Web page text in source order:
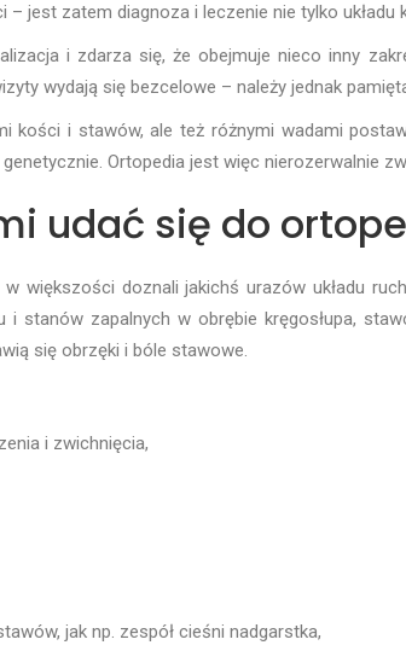
– jest zatem diagnoza i leczenie nie tylko
i zdarza się, że obejmuje nieco inny
wydają się bezcelowe – należy jednak
kości i stawów, ale też różnymi wadami
Ortopedia jest więc nierozerwalnie
udać się do
większości doznali jakichś urazów układu
stanów zapalnych w obrębie kręgosłupa,
się obrzęki i bóle stawowe.
i zwichnięcia,
jak np. zespół cieśni nadgarstka,